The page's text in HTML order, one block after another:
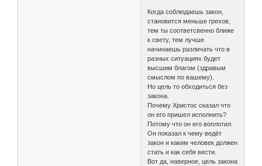
Когда соблюдаешь закон,
становится меньше грехов,
тем ты соответсвенно ближе
к свету, тем лучше
начинаешь различать что в
разных ситуациях будет
высшим благом (здравым
смыслом по вашему).
Но цель то обходиться без
закона.
Почему Христос сказал что
он его пришел исполнить?
Потому что он его воплотил.
Он показал к чему ведёт
закон и каким человек должен
стать и как себя вести.
Вот да, наверное, цель закона